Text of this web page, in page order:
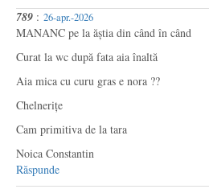
789 : 26-apr.-2026
MANANC pe la ăștia din când în când
Curat la wc după fata aia înaltă
Aia mica cu curu gras e nora ??
Chelnerițe
Cam primitiva de la tara
Noica Constantin
Răspunde